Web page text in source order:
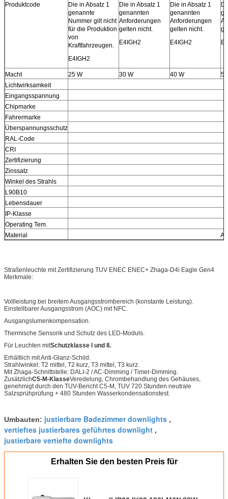
Produktcode
Die in Absatz 1
genannte
Nummer gilt nicht
für die Produktion
von
Kraftfahrzeugen.
E4IGH2
Die in Absatz 1
genannten
Anforderungen
gelten nicht.
E4IGH2
Die in Absatz 1
genannten
Anforderungen
gelten nicht.
E4IGH2
Macht 25 W 30 W 40 W
Lichtwirksamkeit
Eingangsspannung
Chipmarke
Fahrermarke
Überspannungsschutz
RAL-Code
CRI
Zertifizierung
Zinssatz
Winkel des Strahls
L90B10
Lebensdauer
IP-Klasse
Operating Tem.
Material
Straßenleuchte mit Zertifizierung TUV ENEC ENEC+ Zhaga-D4i Eagle Gen4
Merkmale:
Vollleistung bei breitem Ausgangsstrombereich (konstante Leistung).
Einstellbarer Ausgangsstrom (AOC) mit NFC.
Ausgangslumenkompensation.
Thermische Sensorik und Schutz des LED-Moduls.
Für Leuchten mitSchutzklasse I und II.
Erhältlich mit Anti-Glanz-Schild.
Strahlwinkel: T2 mittel, T2 kurz, T3 mittel, T3 kurz.
Mit Zhaga-Schnittstelle: DALI-2 / AC-Dimming / Timer-Dimming.
ZusätzlichC5-M-KlasseVeredelung, Chrombehandlung des Gehäuses,
genehmigt durch den TUV-Bericht C5-M, TUV 720 Stunden neutrale
Salzsprühprüfung + 480 Stunden Wasserkondensationstest.
Umbauten: justierbare Badezimmer downlights ,
vertieftes justierbares geführtes downlight ,
justierbare vertiefte downlights
Erhalten Sie den besten Preis für